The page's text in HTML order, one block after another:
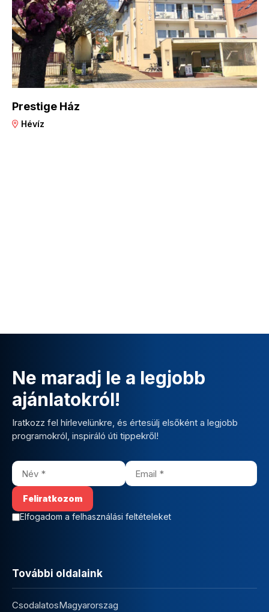
Prestige Ház
Hévíz
Ne maradj le a legjobb
ajánlatokról!
Iratkozz fel hírlevelünkre, és értesülj elsőként a legjobb
programokról, inspiráló úti tippekről!
Elfogadom a felhasználási feltételeket
További oldalaink
CsodalatosMagyarorszag